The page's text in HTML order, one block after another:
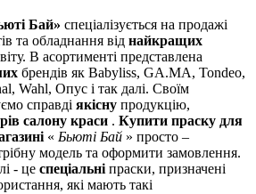
Бай» спеціалізується на продажі
та обладнання від найкращих
В асортименті представлена
брендів як Babyliss, GA.MA, Tondeo,
Wahl, Опус і так далі. Своїм
справді якісну продукцію,
салону краси . Купити праску для
« Бьюті Бай » просто –
модель та оформити замовлення.
- це спеціальні праски, призначені
які мають такі